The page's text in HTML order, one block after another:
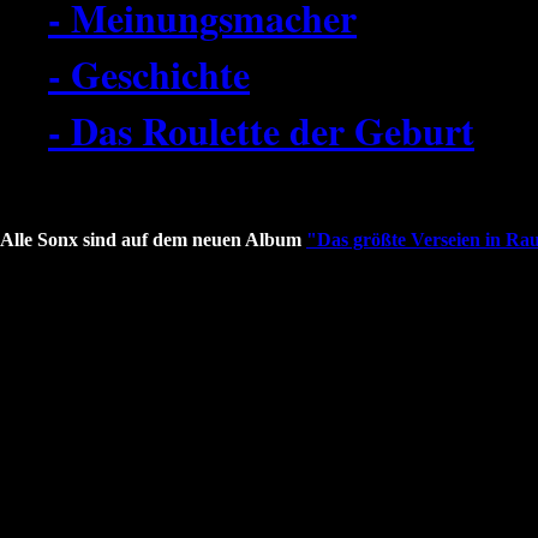
- Meinungsmacher
- Geschichte
- Das Roulette der Geburt
Alle Sonx sind auf dem neuen Album "Das größte Verseien in